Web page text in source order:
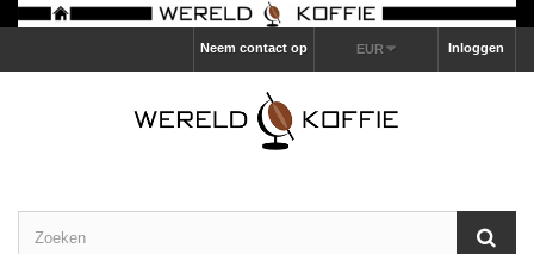
Inloggen
EUR
Neem contact op